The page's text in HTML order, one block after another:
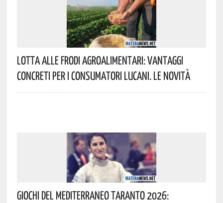
Lotta Alle Frodi Agroalimentari: Vantaggi
Concreti Per I Consumatori Lucani. Le Novità
Giochi Del Mediterraneo Taranto 2026: